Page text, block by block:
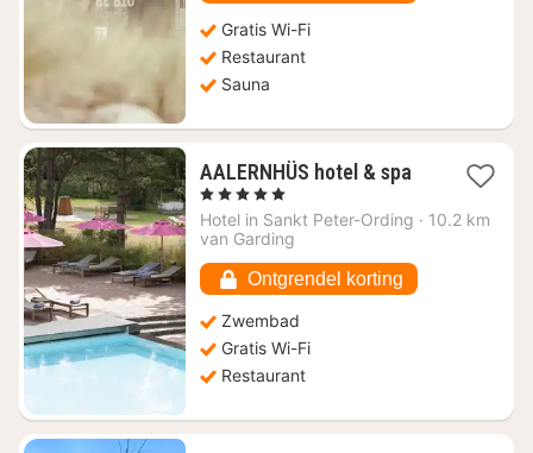
Gratis Wi-Fi
Restaurant
Sauna
AALERNHÜS hotel & spa1
vanaf
€
, 5 Sterren
Hotel in Sankt Peter-Ording · 10.2 km
van Garding
Ontgrendel korting
Zwembad
Gratis Wi-Fi
Restaurant